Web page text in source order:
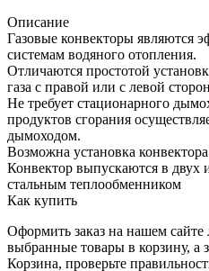
Описание
Газовые конвекторы являются
системам водяного отопления.
Отличаются простотой
газа с правой или с левой
Не требует стационарного
продуктов сгорания
дымоходом.
Возможна установка
Конвектор выпускаются в
стальным теплообменником
Как купить
Оформить заказ на нашем сайте
выбранные товары в корзину, а
Корзина, проверьте